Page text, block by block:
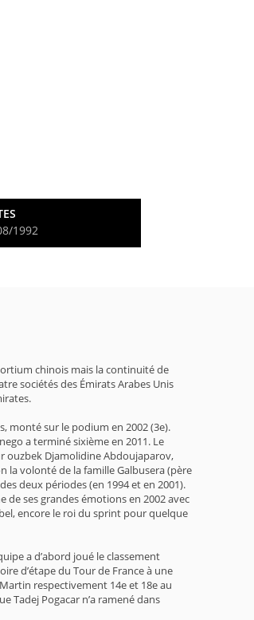
1992
chinois mais la continuité de
sociétés des Émirats Arabes Unis
monté sur le podium en 2002 (3e).
a terminé sixième en 2011. Le
ouzbek Djamolidine Abdoujaparov,
la volonté de la famille Galbusera (père
deux périodes (en 1994 et en 2001).
de ses grandes émotions en 2002 avec
encore le roi du sprint pour quelque
a d’abord joué le classement
d’étape du Tour de France à une
respectivement 14e et 18e au
Tadej Pogacar n’a ramené dans